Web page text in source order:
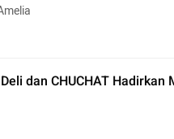
dan CHUCHAT Hadirkan